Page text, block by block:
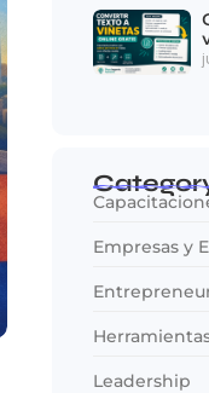
Empresas y
Leadership